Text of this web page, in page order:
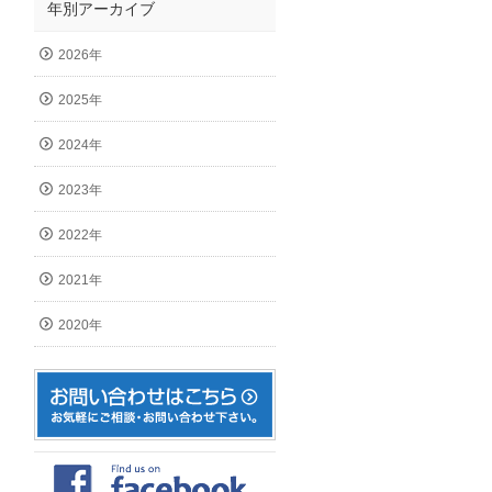
年別アーカイブ
2026年
2025年
2024年
2023年
2022年
2021年
2020年